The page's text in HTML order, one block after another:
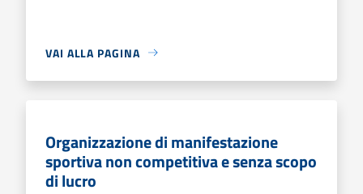
VAI ALLA PAGINA
Organizzazione di manifestazione
sportiva non competitiva e senza scopo
di lucro